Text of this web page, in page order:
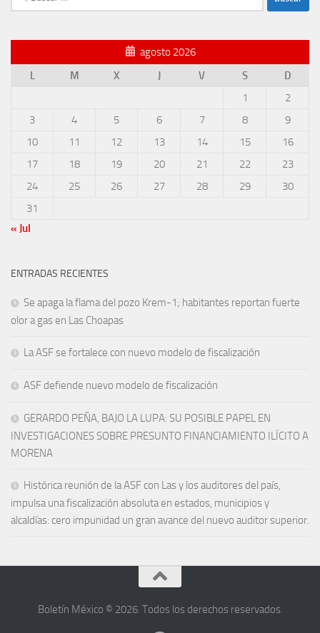
agosto 2026
L
M X J V S
D
1
2
3
4 5 6 7 8
9
10
11 12 13 14 15
16
17
18 19 20 21 22
23
24
25 26 27 28 29
30
31
« Jul
ENTRADAS RECIENTES
Se apaga la flama del pozo Krem-1; habitantes reportan fuerte
olor a gas en Las Choapas
La ASF se fortalece con nuevo modelo de fiscalización
ASF defiende nuevo modelo de fiscalización
GERARDO PEÑA, BAJO LA LUPA: SU POSIBLE PAPEL EN
INVESTIGACIONES SOBRE PRESUNTO FINANCIAMIENTO ILÍCITO A
MORENA
Histórica reunión de la ASF con Las y los auditores del país,
impulsa una fiscalización absoluta en estados, municipios y
alcaldías: cero impunidad un gran avance del nuevo auditor superior.
Boletín México © 2026. Todos los derechos reservados.